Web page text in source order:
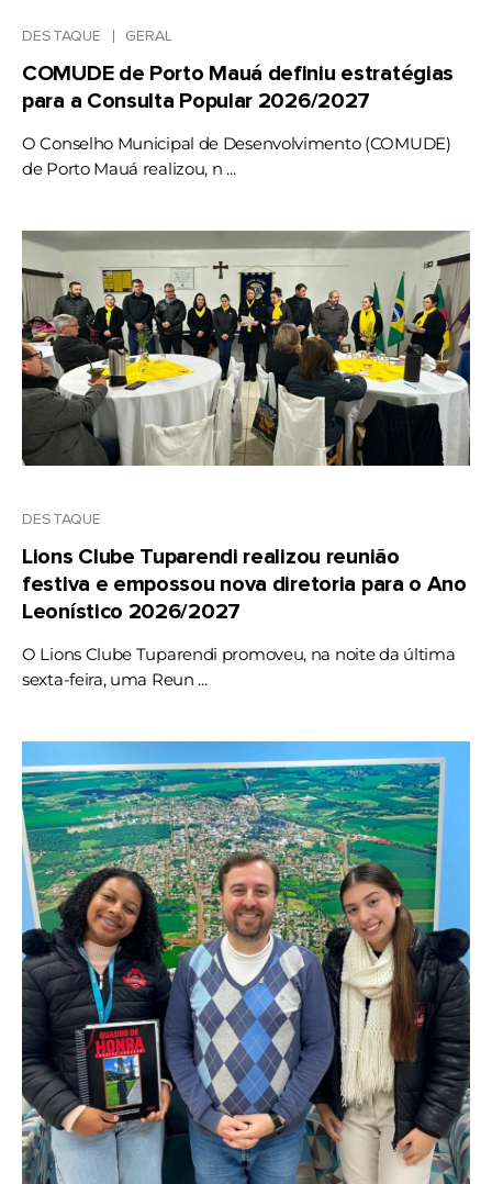
DESTAQUE GERAL
COMUDE de Porto Mauá definiu estratégias
para a Consulta Popular 2026/2027
O Conselho Municipal de Desenvolvimento (COMUDE)
de Porto Mauá realizou, n ...
DESTAQUE
Lions Clube Tuparendi realizou reunião
festiva e empossou nova diretoria para o Ano
Leonístico 2026/2027
O Lions Clube Tuparendi promoveu, na noite da última
sexta-feira, uma Reun ...